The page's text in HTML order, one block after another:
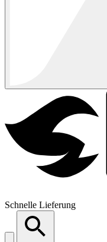
Schnelle Lieferung